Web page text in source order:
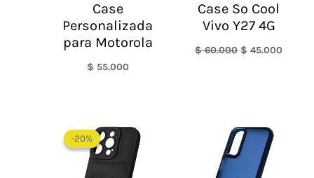
Case
Personalizada
para Motorola
$ 55.000
Case So Cool
Vivo Y27 4G
$60.000 $ 45.000
-20%
-20%
precio
original
era:
$ 60.000.